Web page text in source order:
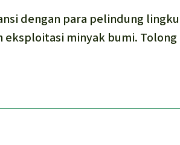
dengan para pelindung
eksploitasi minyak bumi.